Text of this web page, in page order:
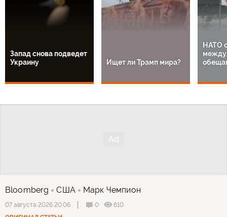
Запад снова подведет
Украину
Ищет ли Трамп мира?
НАТО
между
Bloomberg США Марк Чемпион
07 августа 2026 20:06 0
610